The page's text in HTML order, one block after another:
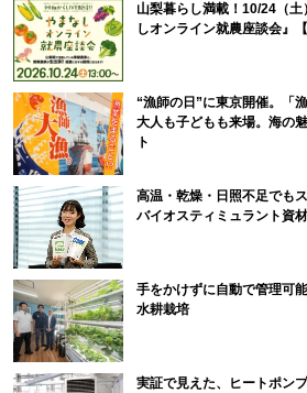
山梨暮らし満載！10/24（
しオンライン就農座談会』【
“漁師の日”に東京開催。「
大人も子どもも来場。海の
ト
高温・乾燥・日照不足でも
バイオスティミュラント資
手をかけずに自動で管理可
水耕栽培
実証で見えた、ヒートポン